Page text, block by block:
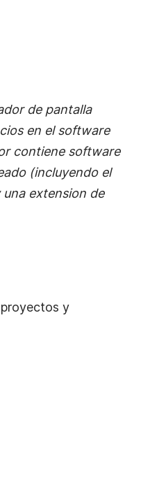
de pantalla
en el software
contiene software
(incluyendo el
extension de
y